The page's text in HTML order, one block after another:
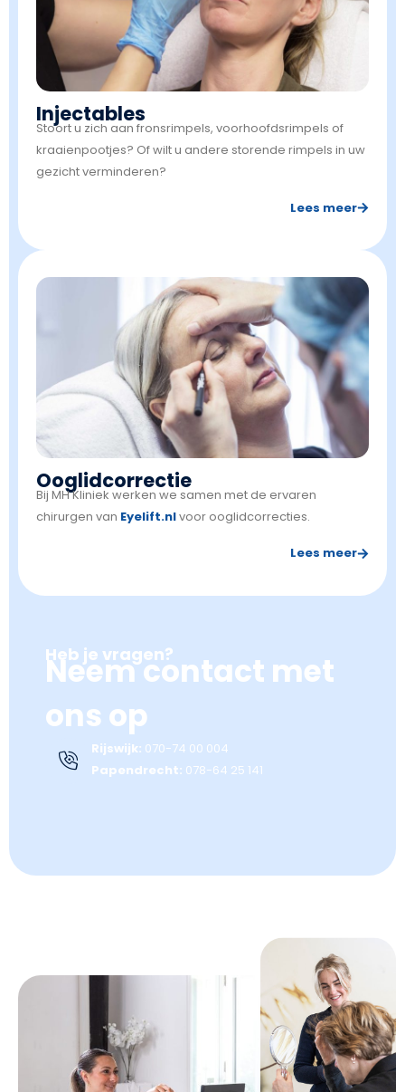
Injectables
Stoort u zich aan fronsrimpels, voorhoofdsrimpels of
kraaienpootjes? Of wilt u andere storende rimpels in uw
gezicht verminderen?
Lees meer
Ooglidcorrectie
Bij MH Kliniek werken we samen met de ervaren
chirurgen van Eyelift.nlvoor ooglidcorrecties.
Lees meer
Heb je vragen?
Neem contact met
ons op
Rijswijk: 070-74 00 004
Papendrecht: 078-64 25 141